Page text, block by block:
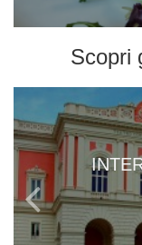
Scopri